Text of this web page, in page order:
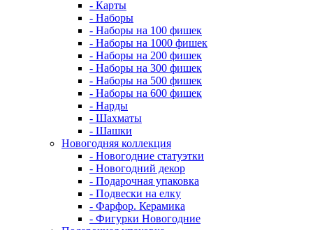
- Карты
- Наборы
- Наборы на 100 фишек
- Наборы на 1000 фишек
- Наборы на 200 фишек
- Наборы на 300 фишек
- Наборы на 500 фишек
- Наборы на 600 фишек
- Нарды
- Шахматы
- Шашки
Новогодняя коллекция
- Новогодние статуэтки
- Новогодний декор
- Подарочная упаковка
- Подвески на елку
- Фарфор. Керамика
- Фигурки Новогодние